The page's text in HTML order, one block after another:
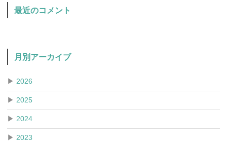
最近のコメント
月別アーカイブ
▶ 2026
▶ 2025
▶ 2024
▶ 2023